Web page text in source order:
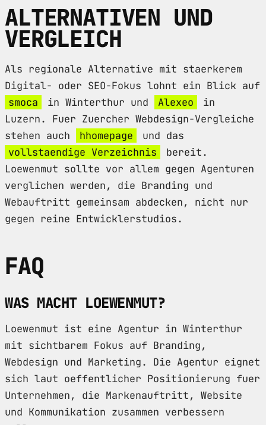
ALTERNATIVEN UND
VERGLEICH
Als regionale Alternative mit staerkerem
Digital- oder SEO-Fokus lohnt ein Blick auf
smoca
in Winterthur und Alexeo
in
Luzern. Fuer Zuercher Webdesign-Vergleiche
stehen auch
hhomepage
und das
vollstaendige Verzeichnis
bereit.
Loewenmut sollte vor allem gegen Agenturen
verglichen werden, die Branding und
Webauftritt gemeinsam abdecken, nicht nur
gegen reine Entwicklerstudios.
FAQ
WAS MACHT LOEWENMUT?
Loewenmut ist eine Agentur in Winterthur
mit sichtbarem Fokus auf Branding,
Webdesign und Marketing. Die Agentur eignet
sich laut oeffentlicher Positionierung fuer
Unternehmen, die Markenauftritt, Website
und Kommunikation zusammen verbessern